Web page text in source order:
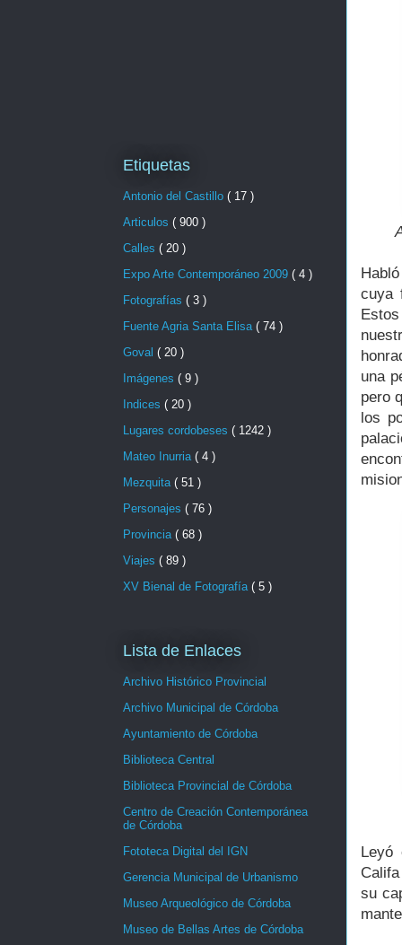
cuya
una
pero
los
Leyó
su
Etiquetas
Antonio del Castillo ( 17 )
Articulos ( 900 )
Calles ( 20 )
Expo Arte Contemporáneo 2009 ( 4 )
Fotografías ( 3 )
Fuente Agria Santa Elisa ( 74 )
Goval ( 20 )
Imágenes ( 9 )
Indices ( 20 )
Lugares cordobeses ( 1242 )
Mateo Inurria ( 4 )
Mezquita ( 51 )
Personajes ( 76 )
Provincia ( 68 )
Viajes ( 89 )
XV Bienal de Fotografía ( 5 )
Lista de Enlaces
Archivo Histórico Provincial
Archivo Municipal de Córdoba
Ayuntamiento de Córdoba
Biblioteca Central
Biblioteca Provincial de Córdoba
Centro de Creación Contemporánea
de Córdoba
Fototeca Digital del IGN
Gerencia Municipal de Urbanismo
Museo Arqueológico de Córdoba
Museo de Bellas Artes de Córdoba